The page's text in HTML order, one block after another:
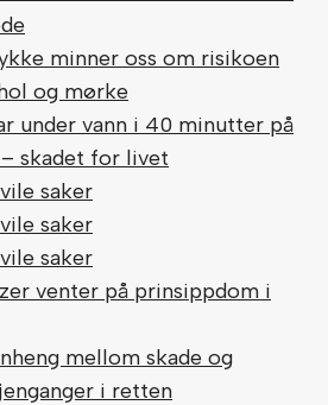
minner oss om risikoen
og mørke
under vann i 40 minutter på
skadet for livet
saker
saker
saker
venter på prinsippdom i
mellom skade og
i retten